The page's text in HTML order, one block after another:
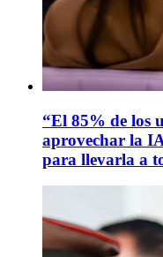
“El 85% de los
aprovechar la
para llevarla a